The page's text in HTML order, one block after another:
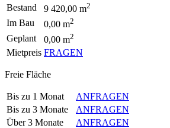
Bestand 9 420,00 m2
Im Bau 0,00 m2
Geplant 0,00 m2
Mietpreis FRAGEN
Freie Fläche
Bis zu 1 Monat
ANFRAGEN
Bis zu 3 Monate
ANFRAGEN
Über 3 Monate
ANFRAGEN